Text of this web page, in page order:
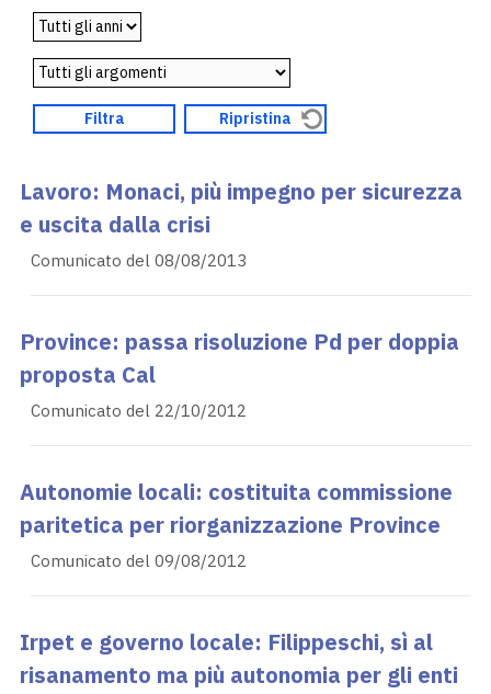
Lavoro: Monaci, più impegno per sicurezza
e uscita dalla crisi
Comunicato del 08/08/2013
Province: passa risoluzione Pd per doppia
proposta Cal
Comunicato del 22/10/2012
Autonomie locali: costituita commissione
paritetica per riorganizzazione Province
Comunicato del 09/08/2012
Irpet e governo locale: Filippeschi, sì al
risanamento ma più autonomia per gli enti